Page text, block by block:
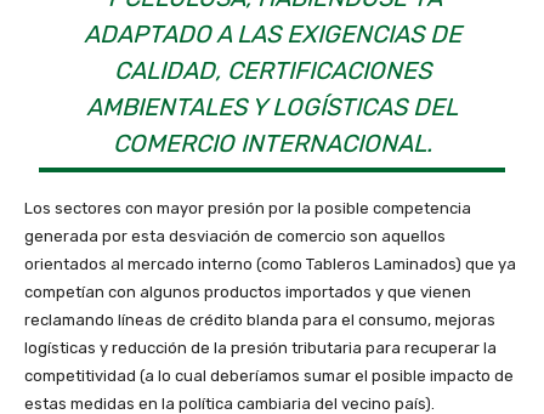
ADAPTADO A LAS EXIGENCIAS DE
CALIDAD, CERTIFICACIONES
AMBIENTALES Y LOGÍSTICAS DEL
COMERCIO INTERNACIONAL.
Los sectores con mayor presión por la posible competencia
generada por esta desviación de comercio son aquellos
orientados al mercado interno (como Tableros Laminados) que ya
competían con algunos productos importados y que vienen
reclamando líneas de crédito blanda para el consumo, mejoras
logísticas y reducción de la presión tributaria para recuperar la
competitividad (a lo cual deberíamos sumar el posible impacto de
estas medidas en la política cambiaria del vecino país).